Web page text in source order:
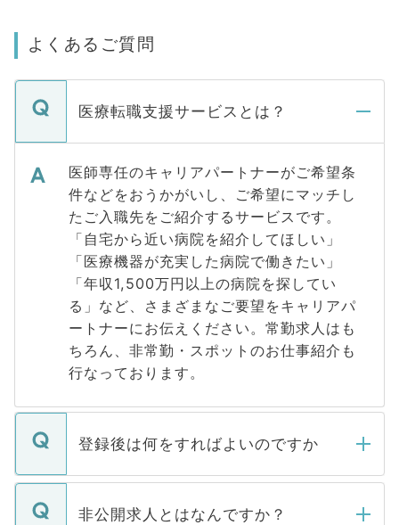
よくあるご質問
医療転職支援サービスとは？
医師専任のキャリアパートナーがご希望条
件などをおうかがいし、ご希望にマッチし
たご入職先をご紹介するサービスです。
「自宅から近い病院を紹介してほしい」
「医療機器が充実した病院で働きたい」
「年収1,500万円以上の病院を探してい
る」など、さまざまなご要望をキャリアパ
ートナーにお伝えください。常勤求人はも
ちろん、非常勤・スポットのお仕事紹介も
行なっております。
登録後は何をすればよいのですか
ご登録いただきましたら、弊社担当者がご
登録内容を確認し、その後メールもしくは
非公開求人とはなんですか？